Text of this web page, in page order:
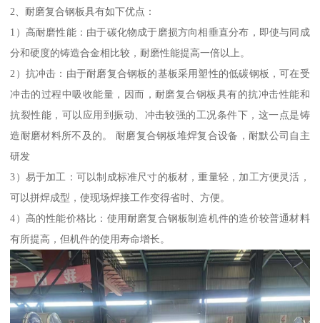
2、耐磨复合钢板具有如下优点：
1）高耐磨性能：由于碳化物成于磨损方向相垂直分布，即使与同成
分和硬度的铸造合金相比较，耐磨性能提高一倍以上。
2）抗冲击：由于耐磨复合钢板的基板采用塑性的低碳钢板，可在受
冲击的过程中吸收能量，因而，耐磨复合钢板具有的抗冲击性能和
抗裂性能，可以应用到振动、冲击较强的工况条件下，这一点是铸
造耐磨材料所不及的。 耐磨复合钢板堆焊复合设备，耐默公司自主
研发
3）易于加工：可以制成标准尺寸的板材，重量轻，加工方便灵活，
可以拼焊成型，使现场焊接工作变得省时、方便。
4）高的性能价格比：使用耐磨复合钢板制造机件的造价较普通材料
有所提高，但机件的使用寿命增长。